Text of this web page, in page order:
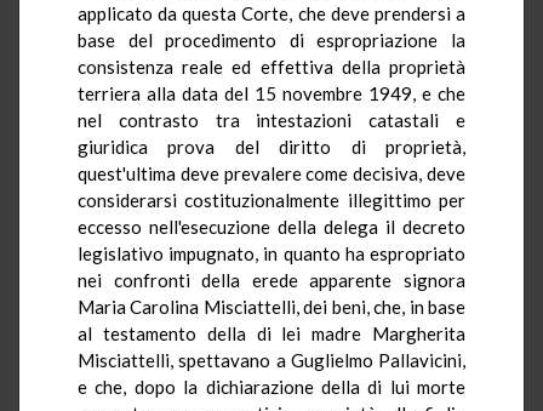
applicato da questa Corte, che deve prendersi a
base del procedimento di espropriazione la
consistenza reale ed effettiva della proprietà
terriera alla data del 15 novembre 1949, e che
nel contrasto tra intestazioni catastali e
giuridica prova del diritto di proprietà,
quest'ultima deve prevalere come decisiva, deve
considerarsi costituzionalmente illegittimo per
eccesso nell'esecuzione della delega il decreto
legislativo impugnato, in quanto ha espropriato
nei confronti della erede apparente signora
Maria Carolina Misciattelli, dei beni, che, in base
al testamento della di lei madre Margherita
Misciattelli, spettavano a Guglielmo Pallavicini,
e che, dopo la dichiarazione della di lui morte